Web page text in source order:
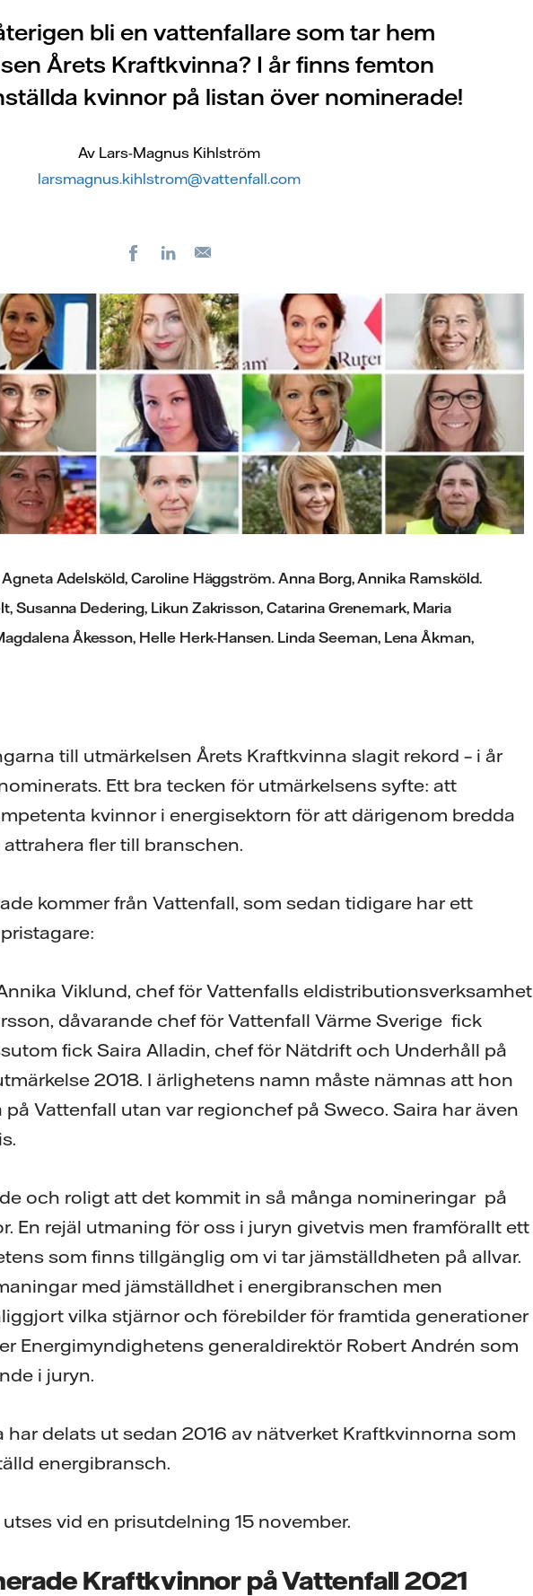
bli en vattenfallare som tar hem
Årets Kraftkvinna? I år finns femton
kvinnor på listan över nominerade!
Av Lars-Magnus Kihlström
larsmagnus.kihlstrom@vattenfall.com
FacebookLinkedIn
Agneta Adelsköld, Caroline Häggström. Anna Borg, Annika Ramsköld.
Susanna Dedering, Likun Zakrisson, Catarina Grenemark, Maria
Åkesson, Helle Herk-Hansen. Linda Seeman, Lena Åkman,
till utmärkelsen Årets Kraftkvinna slagit rekord – i år
Ett bra tecken för utmärkelsens syfte: att
kvinnor i energisektorn för att därigenom bredda
fler till branschen.
kommer från Vattenfall, som sedan tidigare har ett
Viklund, chef för Vattenfalls eldistributionsverksamhet
dåvarande chef för Vattenfall Värme Sverige fick
fick Saira Alladin, chef för Nätdrift och Underhåll på
2018. I ärlighetens namn måste nämnas att hon
Vattenfall utan var regionchef på Sweco. Saira har även
och roligt att det kommit in så många nomineringar på
En rejäl utmaning för oss i juryn givetvis men framförallt ett
som finns tillgänglig om vi tar jämställdheten på allvar.
med jämställdhet i energibranschen men
vilka stjärnor och förebilder för framtida generationer
Energimyndighetens generaldirektör Robert Andrén som
i juryn.
har delats ut sedan 2016 av nätverket Kraftkvinnorna som
energibransch.
vid en prisutdelning 15 november.
Kraftkvinnor på Vattenfall 2021